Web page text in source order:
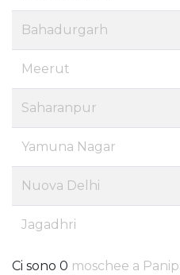
Bahadurgarh
Meerut
Saharanpur
Yamuna Nagar
Nuova Delhi
Jagadhri
Ci sono 0 moschee a